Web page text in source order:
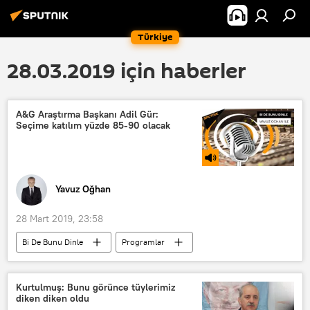
Türkiye
28.03.2019 için haberler
A&G Araştırma Başkanı Adil Gür:
Seçime katılım yüzde 85-90 olacak
Yavuz Oğhan
28 Mart 2019, 23:58
Bi De Bunu Dinle
Programlar
RADYO
Ankara
TÜRKİYE
İstanbul
Binali Yıldırım
Yavuz Oğhan
Kurtulmuş: Bunu görünce tüylerimiz
diken diken oldu